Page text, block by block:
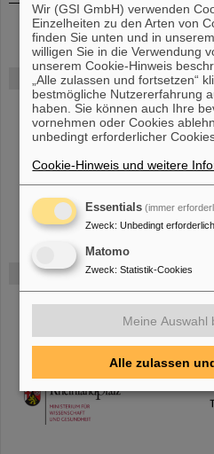
FAIR
Bei GSI entsteht das neue
Erfahren Sie mehr.
Gefördert von
TMWWDG
Wir (GSI GmbH) verwenden
Einzelheiten zu den Arten von
finden Sie unten und in
willigen Sie in die Verwendung
unserem Cookie-Hinweis
„Alle zulassen und fortsetzen“
bestmögliche Nutzererfahrung
haben. Sie können auch Ihre
vornehmen oder Cookies
unbedingt erforderlicher
Cookie-Hinweis und weitere
Essentials (immer
Zweck: Unbedingt
Matomo
Zweck: Statistik-Cookies
Meine Auswahl
Alle zulassen